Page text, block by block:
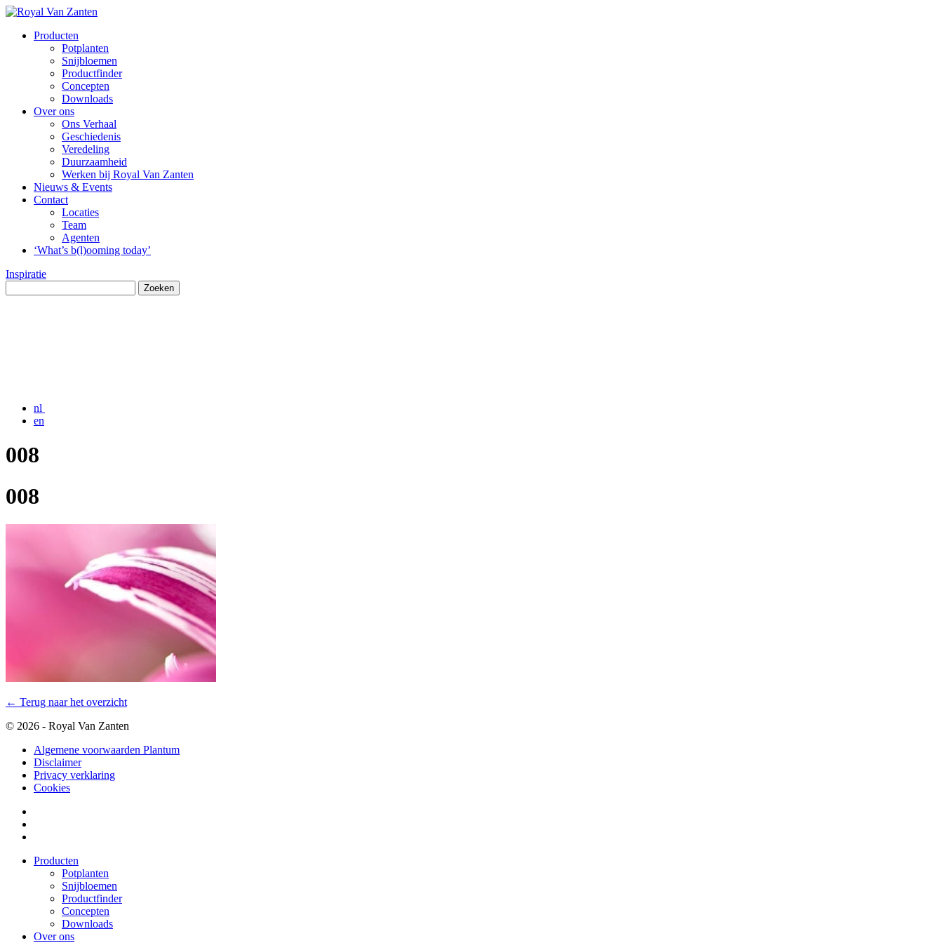
Producten
Potplanten
Snijbloemen
Productfinder
Concepten
Downloads
Over ons
Ons Verhaal
Geschiedenis
Veredeling
Duurzaamheid
Werken bij Royal Van Zanten
Nieuws & Events
Contact
Locaties
Team
Agenten
‘What’s b(l)ooming today’
Inspiratie
nl
en
008
008
← Terug naar het overzicht
© 2026 - Royal Van Zanten
Algemene voorwaarden Plantum
Disclaimer
Privacy verklaring
Cookies
Producten
Potplanten
Snijbloemen
Productfinder
Concepten
Downloads
Over ons